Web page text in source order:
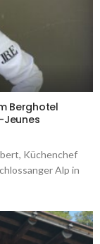
Berghotel
Jeunes
Küchenchef
Alp in